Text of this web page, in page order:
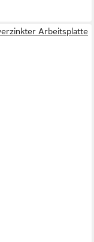
Arbeitsplatte